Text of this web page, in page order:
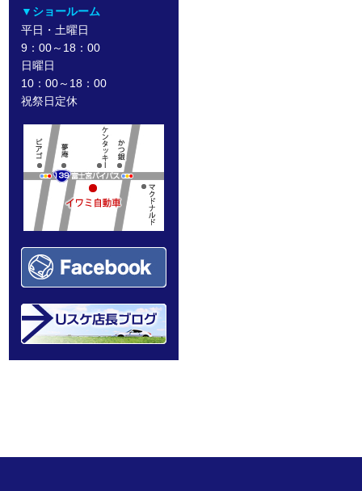
▼ショールーム
平日・土曜日
9：00～18：00
日曜日
10：00～18：00
祝祭日定休